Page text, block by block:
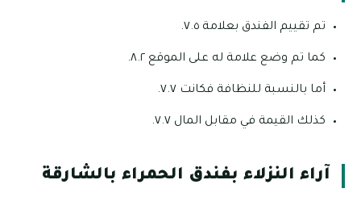
تم تقييم الفندق بعلامة ٧.٥.
كما تم وضع علامة له على الموقع ٨.٢.
أما بالنسبة للنظافة فكانت ٧.٧.
كذلك القيمة في مقابل المال ٧.٧.
آراء النزلاء بفندق الحمراء بالشارقة